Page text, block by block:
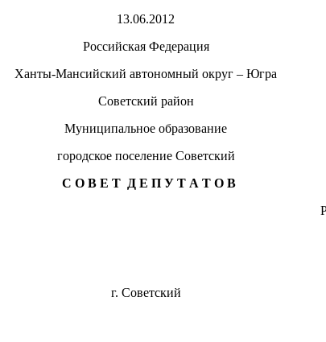
13.06.2012
Российская Федерация
Ханты-Мансийский автономный округ – Югра
Советский район
Муниципальное образование
городское поселение Советский
С О В Е Т Д Е П У Т А Т О В
2012
г. Советский